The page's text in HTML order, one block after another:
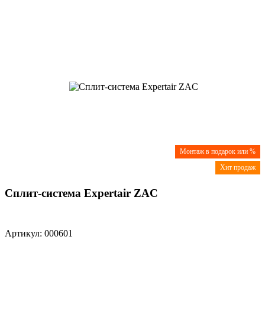
Монтаж в подарок или %
Хит продаж
Сплит-система Expertair ZAC
Артикул: 000601